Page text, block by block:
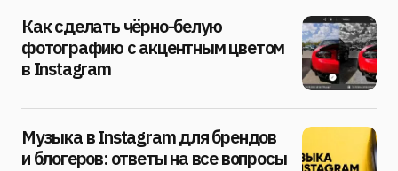
Как сделать чёрно-белую
фотографию с акцентным цветом
в Instagram
Музыка в Instagram для брендов
и блогеров: ответы на все вопросы